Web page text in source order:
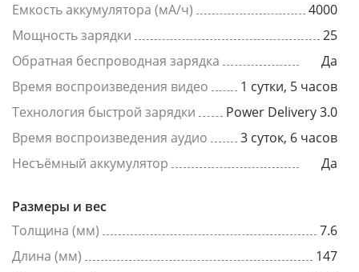
Емкость аккумулятора (мА/ч)
4000
Мощность зарядки
25
Обратная беспроводная зарядка
Да
Время воспроизведения видео
1 сутки, 5 часов
Технология быстрой зарядки
Power Delivery 3.0
Время воспроизведения аудио
3 суток, 6 часов
Несъёмный аккумулятор
Да
Размеры и вес
Толщина (мм)
7.6
Длина (мм)
147